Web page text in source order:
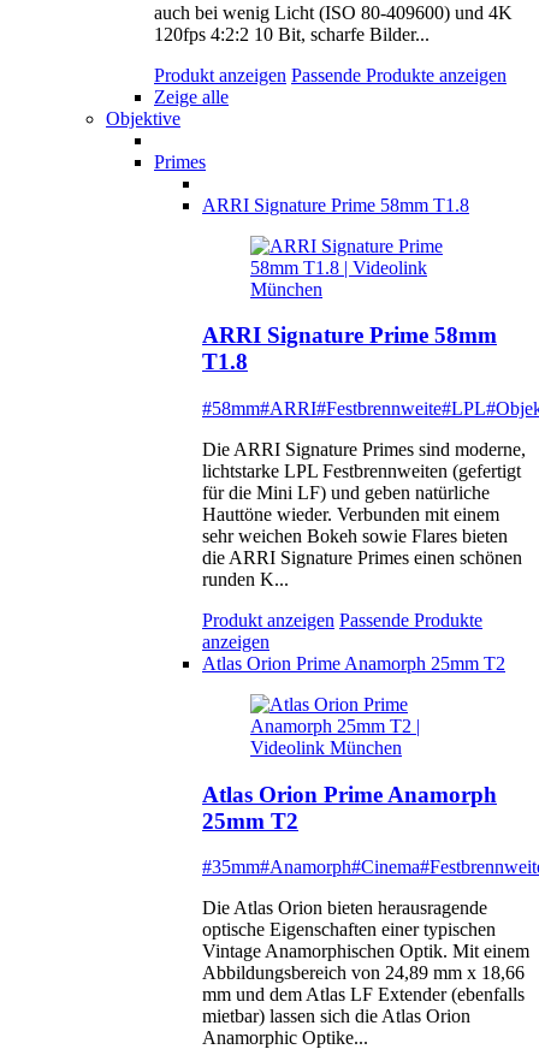
auch bei wenig Licht (ISO 80-409600) und 4K
120fps 4:2:2 10 Bit, scharfe Bilder...
Produkt anzeigen Passende Produkte anzeigen
Zeige alle
Objektive
Primes
ARRI Signature Prime 58mm T1.8
ARRI Signature Prime 58mm
T1.8
#58mm#ARRI#Festbrennweite#LPL
Die ARRI Signature Primes sind moderne,
lichtstarke LPL Festbrennweiten (gefertigt
für die Mini LF) und geben natürliche
Hauttöne wieder. Verbunden mit einem
sehr weichen Bokeh sowie Flares bieten
die ARRI Signature Primes einen schönen
runden K...
Produkt anzeigen Passende Produkte
anzeigen
Atlas Orion Prime Anamorph 25mm T2
Atlas Orion Prime Anamorph
25mm T2
#35mm#Anamorph#Cinema
Die Atlas Orion bieten herausragende
optische Eigenschaften einer typischen
Vintage Anamorphischen Optik. Mit einem
Abbildungsbereich von 24,89 mm x 18,66
mm und dem Atlas LF Extender (ebenfalls
mietbar) lassen sich die Atlas Orion
Anamorphic Optike...